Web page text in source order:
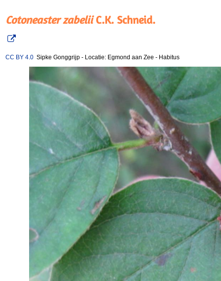
Cotoneaster zabeliiC.K. Schneid.
CC BY 4.0 Sipke Gonggrijp - Locatie: Egmond aan Zee - Habitus